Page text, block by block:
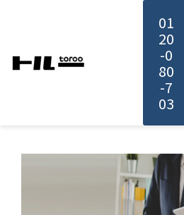
01
20
-0
80
-7
03